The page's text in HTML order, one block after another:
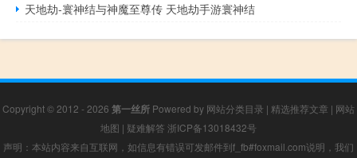
天地劫-寰神结与神魔至尊传 天地劫手游寰神结
Copyright © 2012 - 2026 第一丝所 Powered by 网站分类目录 | 精选推荐文章 | 网站
地图 | 疑难解答 浙ICP备13018432号
声明：本站内容来自互联网，如信息有错误可发邮件到f_fb#foxmail.com说明，我们